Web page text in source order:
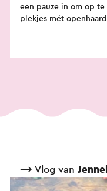
een pauze in om op
plekjes mét
⟶ Vlog van